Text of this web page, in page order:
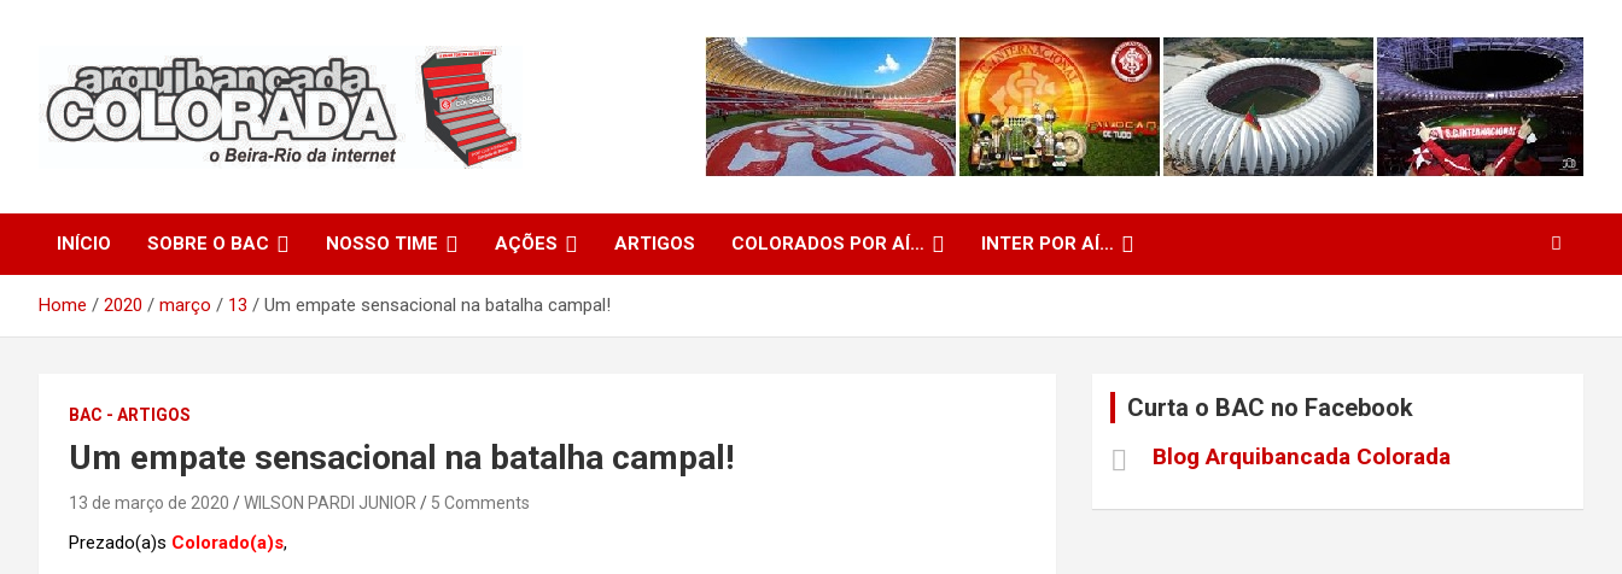
Arquibancada Colorada
INÍCIO SOBRE O BAC NOSSO TIME AÇÕES ARTIGOS COLORADOS POR AÍ… INTER POR AÍ…
Home 2020 março 13 Um empate sensacional na batalha campal!
BAC - ARTIGOS
Um empate sensacional na batalha campal!
13 de março de 2020 WILSON PARDI JUNIOR 5 Comments
Prezado(a)s Colorado(a)s,
Curta o BAC no Facebook
Blog Arquibancada Colorada